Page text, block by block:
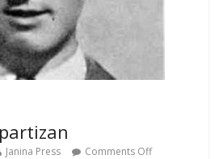
, pse të dua ty
8, 2026 Comments Off
Janina Press Comments Off